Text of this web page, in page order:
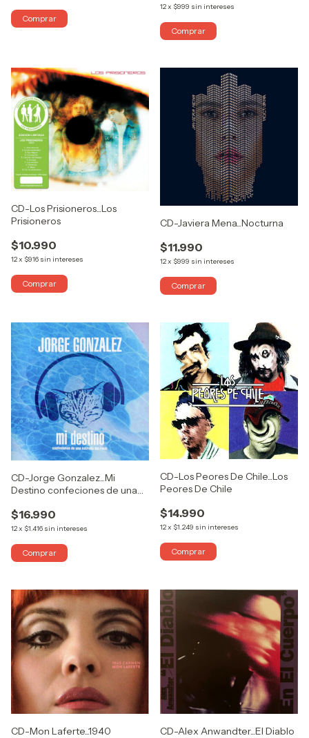
12x $999 sin intereses
CD-Los Prisioneros...Los
Prisioneros
$10.990
12x $916 sin intereses
CD-Javiera Mena...Nocturna
$11.990
12x $999 sin intereses
CD-Jorge Gonzalez...Mi
Destino confeciones de una
$16.990
12x $1.416 sin intereses
CD-Los Peores De Chile...Los
Peores De Chile
$14.990
12x $1.249 sin intereses
CD-Mon Laferte...1940
CD-Alex Anwandter...El Diablo